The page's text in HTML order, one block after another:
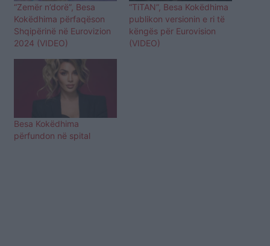
“Zemër n’dorë”, Besa
Kokëdhima përfaqëson
Shqipërinë në Eurovizion
2024 (VIDEO)
“TiTAN”, Besa Kokëdhima
publikon versionin e ri të
këngës për Eurovision
(VIDEO)
Besa Kokëdhima
përfundon në spital